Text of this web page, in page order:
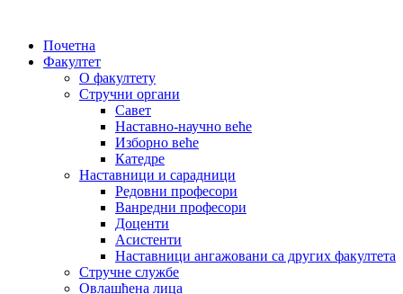
Почетна
Факултет
О факултету
Стручни органи
Савет
Наставно-научно веће
Изборно веће
Катедре
Наставници и сарадници
Редовни професори
Ванредни професори
Доценти
Асистенти
Наставници ангажовани са других факултета
Стручне службе
Овлашћена лица